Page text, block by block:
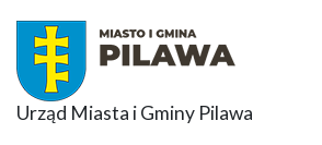
Urząd Miasta i Gminy Pilawa